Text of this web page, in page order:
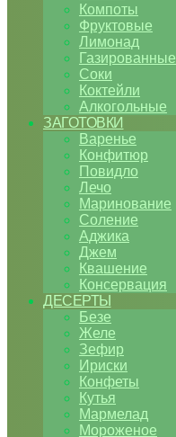
Компоты
Фруктовые
Лимонад
Газированные
Соки
Коктейли
Алкогольные
ЗАГОТОВКИ
Варенье
Конфитюр
Повидло
Лечо
Маринование
Соление
Аджика
Джем
Квашение
Консервация
ДЕСЕРТЫ
Безе
Желе
Зефир
Ириски
Конфеты
Кутья
Мармелад
Мороженое